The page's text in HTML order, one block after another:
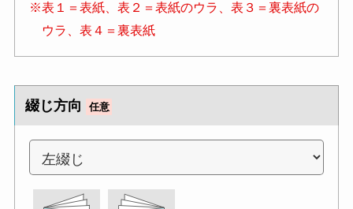
※表１＝表紙、表２＝表紙のウラ、表３＝裏表紙の
ウラ、表４＝裏表紙
綴じ方向 任意